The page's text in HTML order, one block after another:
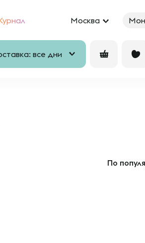
Москва
все дни
По